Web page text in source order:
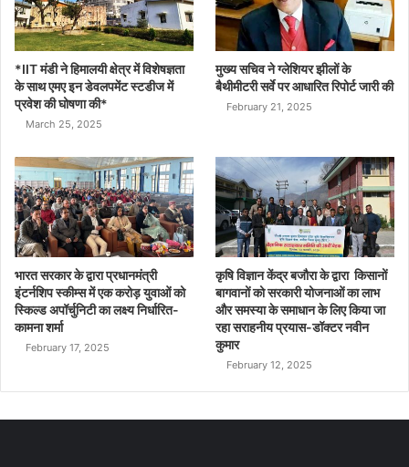
*IIT मंडी ने हिमालयी क्षेत्र में विशेषज्ञता
के साथ एमए इन डेवलपमेंट स्टडीज में
प्रवेश की घोषणा की*
March 25, 2025
मुख्य सचिव ने ग्लेशियर झीलों के
बैथीमीटरी सर्वे पर आधारित रिपोर्ट जारी की
February 21, 2025
भारत सरकार के द्वारा प्रधानमंत्री
इंटर्नशिप स्कीम्स में एक करोड़ युवाओं को
स्किल्ड अपॉर्चुनिटी का लक्ष्य निर्धारित-
कामना शर्मा
February 17, 2025
कृषि विज्ञान केंद्र बजौरा के द्वारा किसानों
बागवानों को सरकारी योजनाओं का लाभ
और समस्या के समाधान के लिए किया जा
रहा सराहनीय प्रयास-डॉक्टर नवीन
कुमार
February 12, 2025